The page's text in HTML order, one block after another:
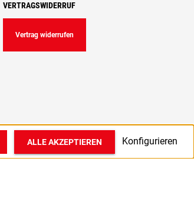
VERTRAGSWIDERRUF
Vertrag widerrufen
Konfigurieren
ALLE AKZEPTIEREN